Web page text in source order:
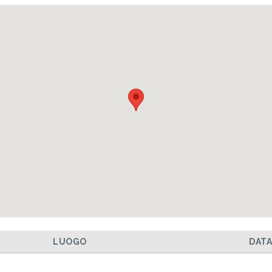
LUOGO DATA